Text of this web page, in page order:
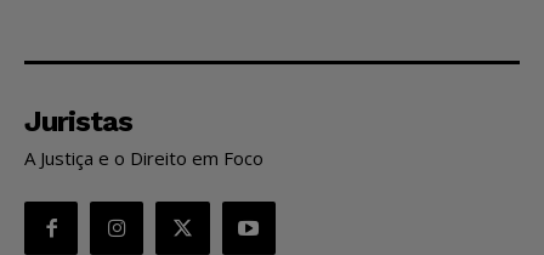
Juristas
A Justiça e o Direito em Foco